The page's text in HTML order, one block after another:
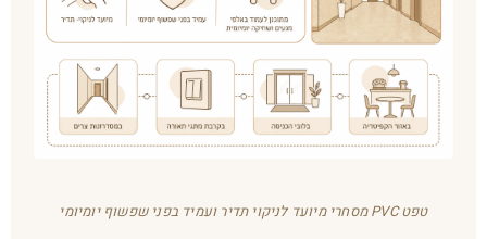
טפט PVC מסחרי מיועד לניקוי תדיר ועמיד בפני שפשוף יומיומי